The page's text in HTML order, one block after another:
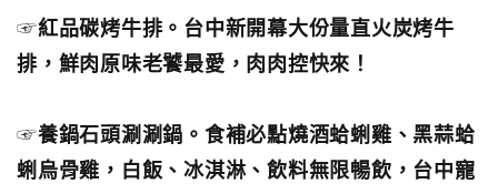
☞紅品碳烤牛排。台中新開幕大份量直火炭烤牛
排，鮮肉原味老饕最愛，肉肉控快來！
☞養鍋石頭涮涮鍋。食補必點燒酒蛤蜊雞、黑蒜蛤
蜊烏骨雞，白飯、冰淇淋、飲料無限暢飲，台中寵